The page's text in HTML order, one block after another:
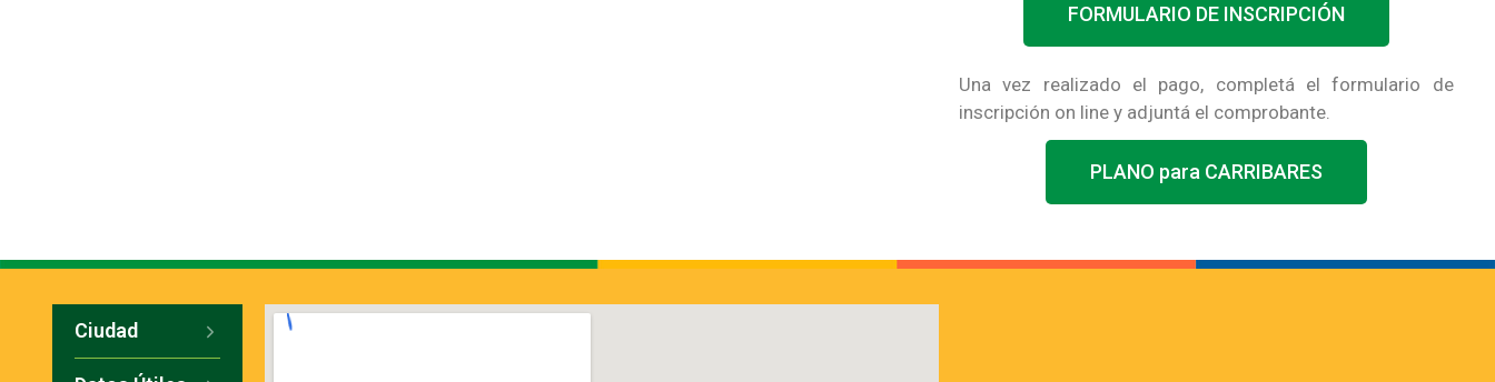
FORMULARIO DE INSCRIPCIÓN
Una vez realizado el pago, completá el formulario de
inscripción on line y adjuntá el comprobante.
PLANO para CARRIBARES
Ciudad